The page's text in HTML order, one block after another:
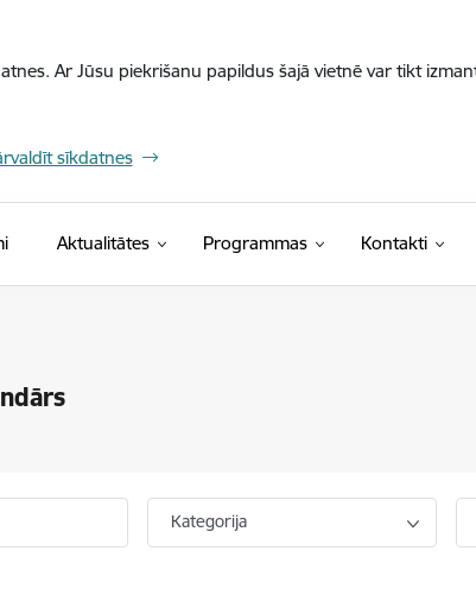
Ar Jūsu piekrišanu papildus šajā vietnē var tikt
sīkdatnes
Aktualitātes Programmas Kontakti
Kategorija